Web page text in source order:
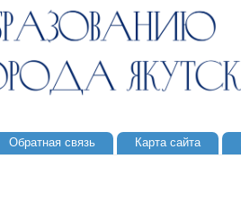
Обратная связь Карта сайта